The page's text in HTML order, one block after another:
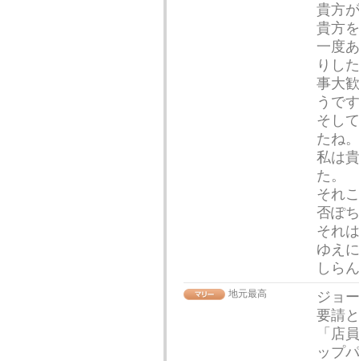
貴方
貴方
一度
りし
事大
うで
そし
たね。
私は
た。
それ
否ぽ
それ
ゆえ
しら
地元最高
ジョ
要請
「店
ップ